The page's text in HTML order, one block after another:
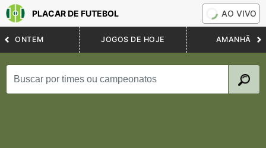
PLACAR DE FUTEBOL AO VIVO
ONTEM JOGOS DE HOJE AMANHÃ